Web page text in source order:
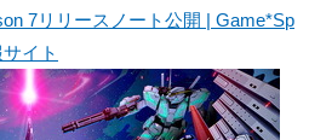
7リリースノート公開 | Game*Sp
イト